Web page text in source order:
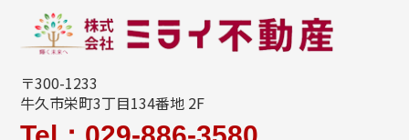
〒300-1233
牛久市栄町3丁目134番地 2F